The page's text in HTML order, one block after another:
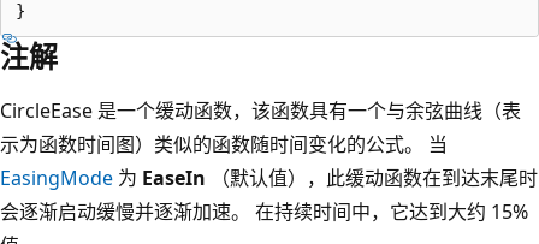
注解
CircleEase 是一个缓动函数，该函数具有一个与余弦曲线（表
示为函数时间图）类似的函数随时间变化的公式。 当
EasingMode 为 EaseIn （默认值），此缓动函数在到达末尾时
会逐渐启动缓慢并逐渐加速。 在持续时间中，它达到大约 15%